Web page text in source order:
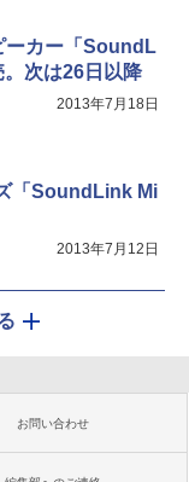
カー「SoundL
次は26日以降
2013年7月18日
「SoundLink Mi
2013年7月12日
お問い合わせ